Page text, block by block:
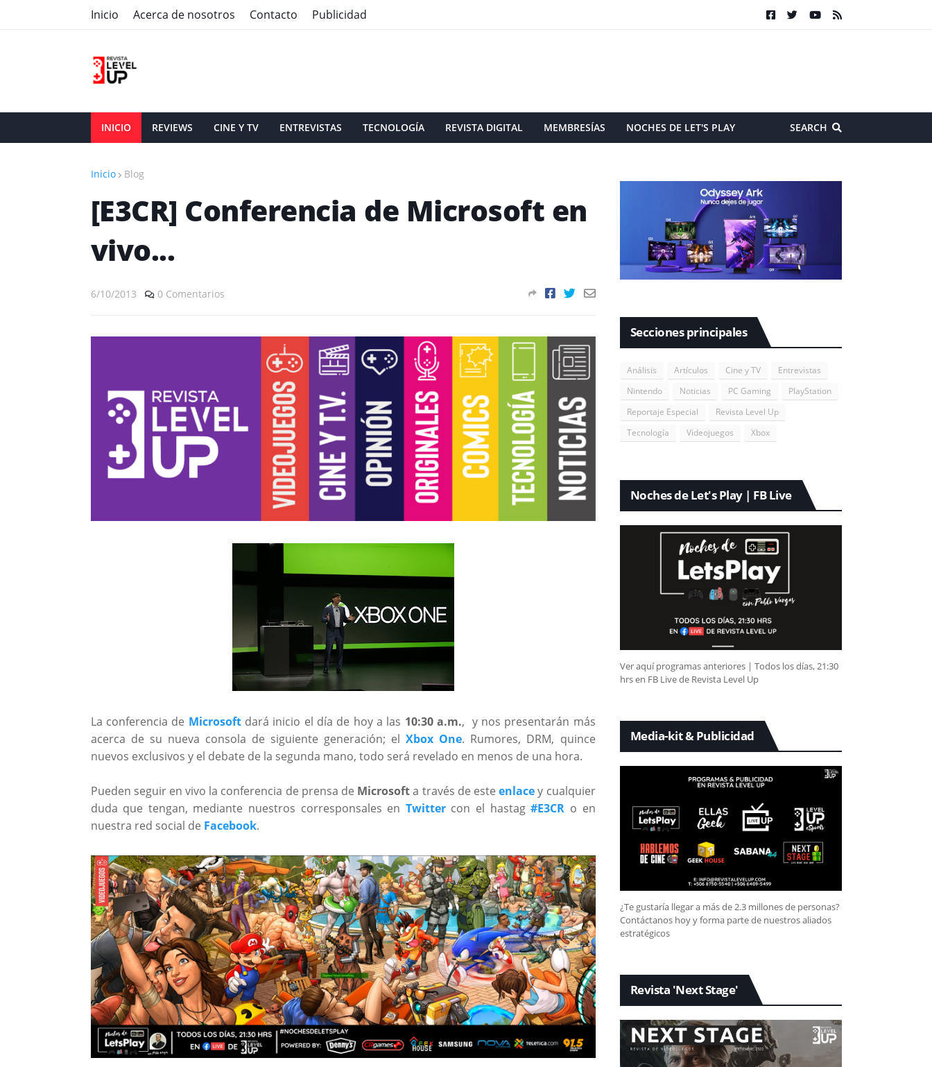
Inicio Acerca de nosotros Contacto Publicidad
INICIO REVIEWS CINE Y TV ENTREVISTAS TECNOLOGÍA REVISTA DIGITAL MEMBRESÍAS NOCHES DE LET'S PLAY SEARCH
Inicio Blog
[E3CR] Conferencia de Microsoft en
vivo...
6/10/2013 0 Comentarios
La conferencia de Microsoftdará inicio el día de hoy a las 10:30 a.m., y nos presentarán más
acerca de su nueva consola de siguiente generación; elXbox One. Rumores, DRM, quince
nuevos exclusivos y el debate de la segunda mano, todo será revelado en menos de una hora.
Pueden seguir en vivo la conferencia de prensa de Microsofta través de esteenlacey cualquier
duda que tengan, mediante nuestros corresponsales en Twittercon el hastag#E3CR o en
nuestra red social de Facebook.
Secciones principales
Análisis Artículos Cine y TV
Entrevistas
Nintendo
Noticias PC Gaming
PlayStation
Reportaje Especial
Revista Level Up
Tecnología
Videojuegos Xbox
Noches de Let's Play | FB Live
Ver aquí programas anteriores | Todos los días, 21:30
hrs en FB Live de Revista Level Up
Media-kit & Publicidad
¿Te gustaría llegar a más de 2.3 millones de personas?
Contáctanos hoy y forma parte de nuestros aliados
estratégicos
Revista 'Next Stage'